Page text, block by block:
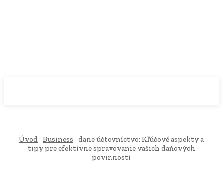
Úvod Business
dane účtovníctvo: Kľúčové aspekty a
tipy pre efektívne spravovanie vašich daňových
povinností